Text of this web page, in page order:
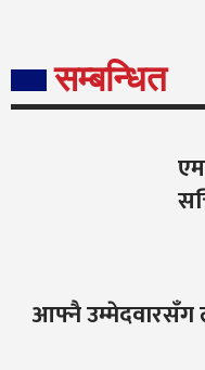
सम्बन्धित
आफ्नै उम्मेदवारसँग